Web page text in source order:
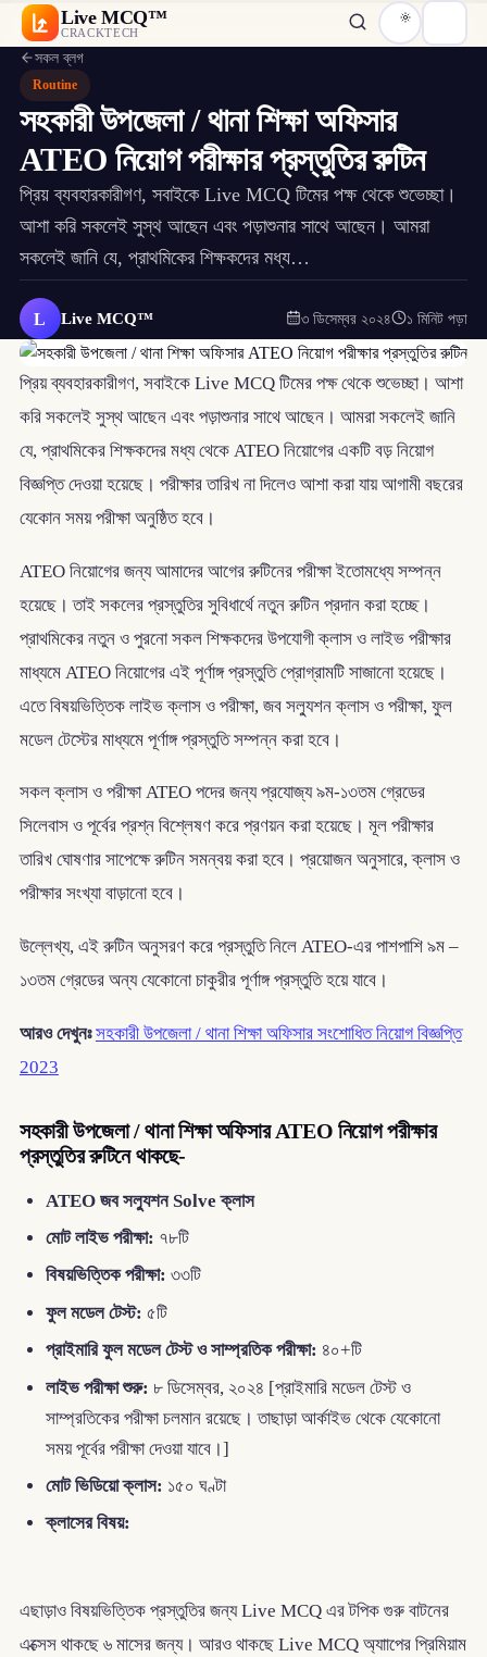
Live MCQ™
CRACKTECH
সকল ব্লগ
Routine
সহকারী উপজেলা / থানা শিক্ষা অফিসার
ATEO নিয়োগ পরীক্ষার প্রস্তুতির রুটিন
প্রিয় ব্যবহারকারীগণ, সবাইকে Live MCQ টিমের পক্ষ থেকে শুভেচ্ছা।
আশা করি সকলেই সুস্থ আছেন এবং পড়াশুনার সাথে আছেন। আমরা
সকলেই জানি যে, প্রাথমিকের শিক্ষকদের মধ্য…
L Live MCQ™ ৩ ডিসেম্বর ২০২৪ ১ মিনিট পড়া
প্রিয় ব্যবহারকারীগণ, সবাইকে Live MCQ টিমের পক্ষ থেকে শুভেচ্ছা। আশা
করি সকলেই সুস্থ আছেন এবং পড়াশুনার সাথে আছেন। আমরা সকলেই জানি
যে, প্রাথমিকের শিক্ষকদের মধ্য থেকে ATEO নিয়োগের একটি বড় নিয়োগ
বিজ্ঞপ্তি দেওয়া হয়েছে। পরীক্ষার তারিখ না দিলেও আশা করা যায় আগামী বছরের
যেকোন সময় পরীক্ষা অনুষ্ঠিত হবে।
ATEO নিয়োগের জন্য আমাদের আগের রুটিনের পরীক্ষা ইতোমধ্যে সম্পন্ন
হয়েছে। তাই সকলের প্রস্তুতির সুবিধার্থে নতুন রুটিন প্রদান করা হচ্ছে।
প্রাথমিকের নতুন ও পুরনো সকল শিক্ষকদের উপযোগী ক্লাস ও লাইভ পরীক্ষার
মাধ্যমে ATEO নিয়োগের এই পূর্ণাঙ্গ প্রস্তুতি প্রোগ্রামটি সাজানো হয়েছে।
এতে বিষয়ভিত্তিক লাইভ ক্লাস ও পরীক্ষা, জব সল্যুশন ক্লাস ও পরীক্ষা, ফুল
মডেল টেস্টের মাধ্যমে পূর্ণাঙ্গ প্রস্তুতি সম্পন্ন করা হবে।
সকল ক্লাস ও পরীক্ষা ATEO পদের জন্য প্রযোজ্য ৯ম-১৩তম গ্রেডের
সিলেবাস ও পূর্বের প্রশ্ন বিশ্লেষণ করে প্রণয়ন করা হয়েছে। মূল পরীক্ষার
তারিখ ঘোষণার সাপেক্ষে রুটিন সমন্বয় করা হবে। প্রয়োজন অনুসারে, ক্লাস ও
পরীক্ষার সংখ্যা বাড়ানো হবে।
উল্লেখ্য, এই রুটিন অনুসরণ করে প্রস্তুতি নিলে ATEO-এর পাশপাশি ৯ম –
১৩তম গ্রেডের অন্য যেকোনো চাকুরীর পূর্ণাঙ্গ প্রস্তুতি হয়ে যাবে।
আরও দেখুনঃ সহকারী উপজেলা / থানা শিক্ষা অফিসার সংশোধিত নিয়োগ বিজ্ঞপ্তি
2023
সহকারী উপজেলা / থানা শিক্ষা অফিসার ATEO নিয়োগ পরীক্ষার
প্রস্তুতির রুটিনে থাকছে-
ATEO জব সল্যুশন Solve ক্লাস
মোট লাইভ পরীক্ষা: ৭৮টি
বিষয়ভিত্তিক পরীক্ষা: ৩৩টি
ফুল মডেল টেস্ট: ৫টি
প্রাইমারি ফুল মডেল টেস্ট ও সাম্প্রতিক পরীক্ষা: ৪০+টি
লাইভ পরীক্ষা শুরু: ৮ ডিসেম্বর, ২০২৪ [প্রাইমারি মডেল টেস্ট ও
সাম্প্রতিকের পরীক্ষা চলমান রয়েছে। তাছাড়া আর্কাইভ থেকে যেকোনো
সময় পূর্বের পরীক্ষা দেওয়া যাবে।]
মোট ভিডিয়ো ক্লাস: ১৫০ ঘণ্টা
ক্লাসের বিষয়:
এছাড়াও বিষয়ভিত্তিক প্রস্তুতির জন্য Live MCQ এর টপিক গুরু বাটনের
এক্সেস থাকছে ৬ মাসের জন্য। আরও থাকছে Live MCQ অ্যাাপের প্রিমিয়াম